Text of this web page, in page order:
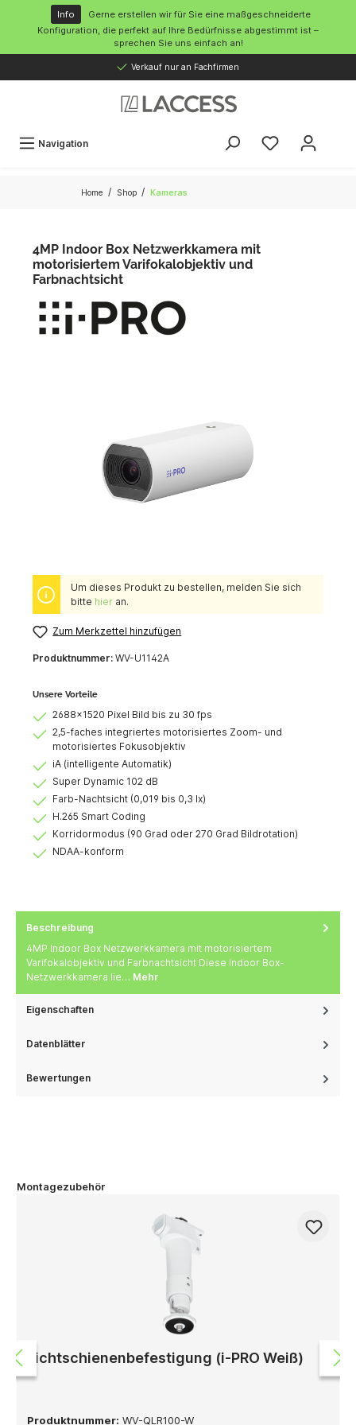
springen
Info
Gerne erstellen wir für Sie eine maßgeschneiderte
Konfiguration, die perfekt auf Ihre Bedürfnisse abgestimmt ist –
sprechen Sie uns einfach an!
Verkauf nur an Fachfirmen
Navigation
Home / Shop / Kameras
4MP Indoor Box Netzwerkkamera mit
motorisiertem Varifokalobjektiv und
Farbnachtsicht
Um dieses Produkt zu bestellen, melden Sie sich
bitte hieran.
Zum Merkzettel hinzufügen
Produktnummer: WV-U1142A
Unsere Vorteile
2688×1520 Pixel Bild bis zu 30 fps
2,5-faches integriertes motorisiertes Zoom- und
motorisiertes Fokusobjektiv
iA (intelligente Automatik)
Super Dynamic 102 dB
Farb-Nachtsicht (0,019 bis 0,3 lx)
H.265 Smart Coding
Korridormodus (90 Grad oder 270 Grad Bildrotation)
NDAA-konform
Beschreibung
4MP Indoor Box Netzwerkkamera mit motorisiertem
Varifokalobjektiv und Farbnachtsicht Diese Indoor Box-
Netzwerkkamera lie… Mehr
Eigenschaften
Datenblätter
Bewertungen
Montagezubehör
Lichtschienenbefestigung (i-PRO Weiß)
Produktnummer: WV-QLR100-W